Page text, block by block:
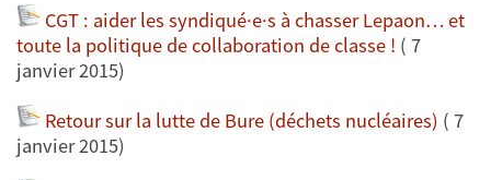
CGT : aider les syndiqué·e·s à chasser Lepaon… et
toute la politique de collaboration de classe ! ( 7
janvier 2015)
Retour sur la lutte de Bure (déchets nucléaires) ( 7
janvier 2015)